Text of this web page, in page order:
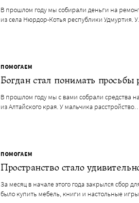
В прошлом году мы собирали деньги на
из села Нюрдор-Котья республики Удмуртия.
ПОМОГАЕМ
Богдан стал понимать просьбы
В прошлом году мы с вами собрали средства
из Алтайского края. У мальчика
ПОМОГАЕМ
Пространство стало
За месяц в начале этого года закрылся сбор
было купить мебель, книги и настольные